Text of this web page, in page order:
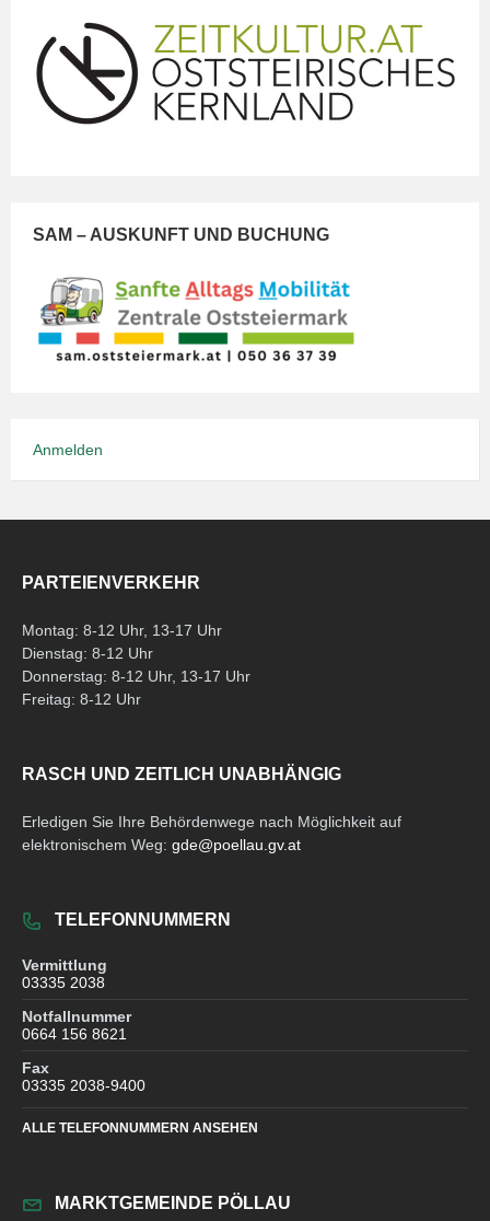
SAM – AUSKUNFT UND BUCHUNG
Anmelden
PARTEIENVERKEHR
Montag: 8-12 Uhr, 13-17 Uhr
Dienstag: 8-12 Uhr
Donnerstag: 8-12 Uhr, 13-17 Uhr
Freitag: 8-12 Uhr
RASCH UND ZEITLICH UNABHÄNGIG
Erledigen Sie Ihre Behördenwege nach Möglichkeit auf
elektronischem Weg: gde@poellau.gv.at
TELEFONNUMMERN
Vermittlung
03335 2038
Notfallnummer
0664 156 8621
Fax
03335 2038-9400
ALLE TELEFONNUMMERN ANSEHEN
MARKTGEMEINDE PÖLLAU